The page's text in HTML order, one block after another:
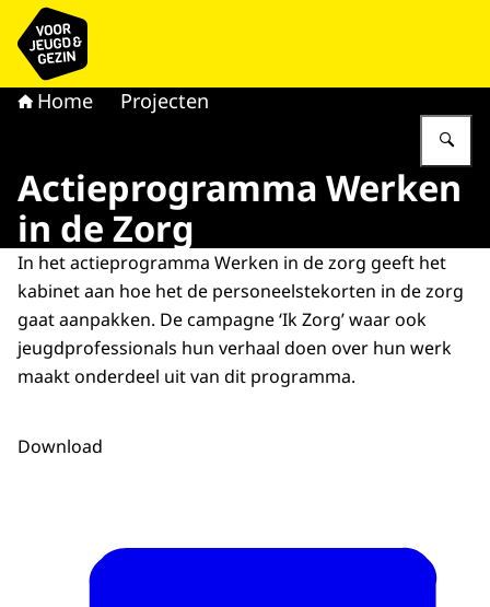
Naar de homepage van voor Jeugd & Gezin
Home Projecten
Actieprogramma Werken
in de Zorg
In het actieprogramma Werken in de zorg geeft het
kabinet aan hoe het de personeelstekorten in de zorg
gaat aanpakken. De campagne ‘Ik Zorg’ waar ook
jeugdprofessionals hun verhaal doen over hun werk
maakt onderdeel uit van dit programma.
Download